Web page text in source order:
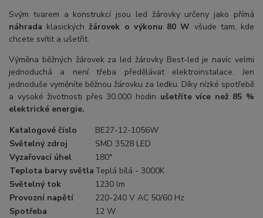
Svým tvarem a konstrukcí jsou led žárovky určeny jako přímá
náhrada klasickýchžárovek o výkonu 80 W všude tam, kde
chcete svítit a ušetřit.
Výměna běžných žárovek za led žárovky Best-led je navíc velmi
jednoduchá a není třeba předělávat elektroinstalace. Jen
jednoduše vyměníte běžnou žárovku za ledku. Díky nízké spotřebě
a vysoké životnosti přes 30.000 hodin ušetříte více než 85 %
elektrické energie.
Katalogové číslo
BE27-12-1056W
Světelný zdroj
SMD 3528 LED
Vyzařovací úhel
180°
Teplota barvy světla Teplá bílá - 3000K
Světelný tok
1230 lm
Provozní napětí
220-240 V AC 50/60 Hz
Spotřeba
12 W